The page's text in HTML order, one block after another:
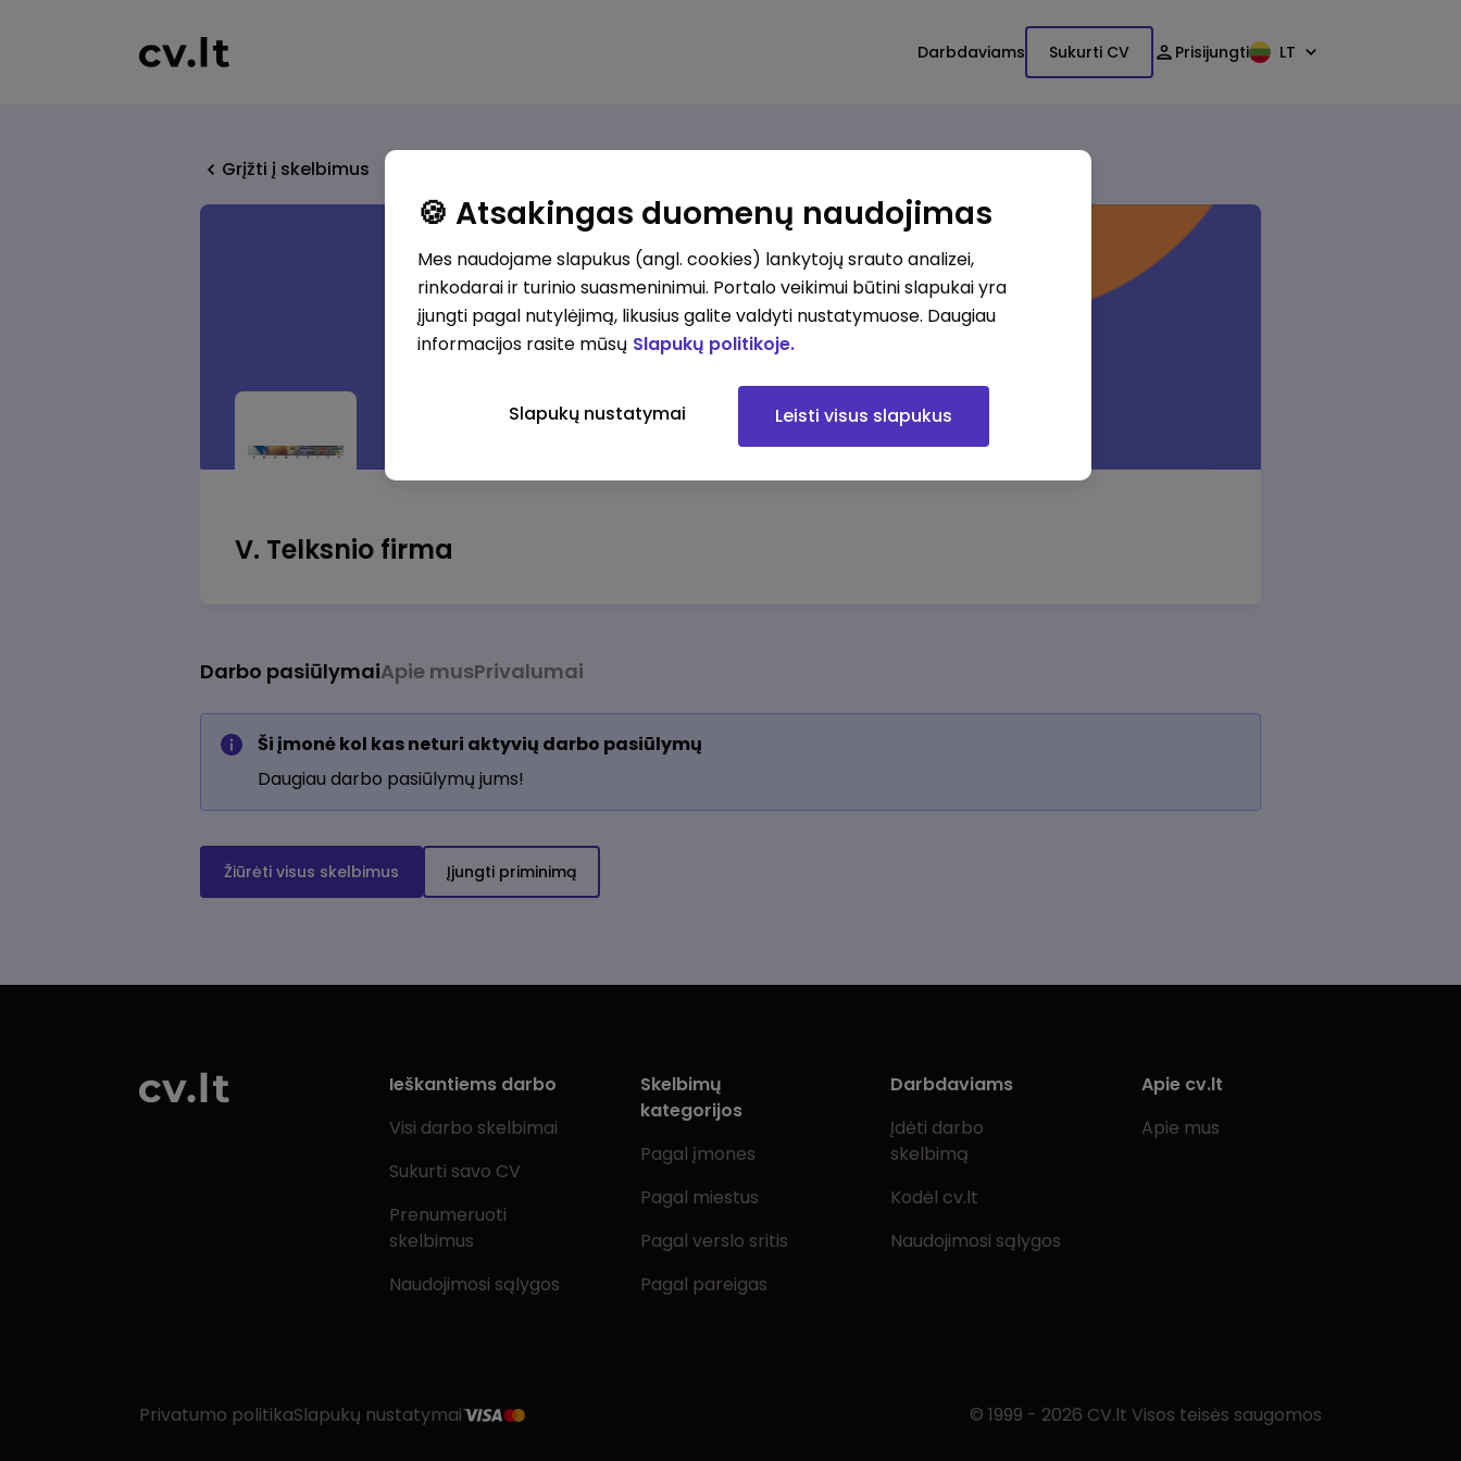
Darbdaviams Sukurti CV Prisijungti LT
Grįžti į skelbimus
V. Telksnio firma
Darbo pasiūlymaiApie musPrivalumai
Ši įmonė kol kas neturi aktyvių darbo pasiūlymų
Daugiau darbo pasiūlymų jums!
Žiūrėti visus skelbimus Įjungti priminimą
Ieškantiems darbo
Visi darbo skelbimai
Sukurti savo CV
Prenumeruoti
skelbimus
Naudojimosi sąlygos
Skelbimų
kategorijos
Pagal įmones
Pagal miestus
Pagal verslo sritis
Pagal pareigas
Darbdaviams
Įdėti darbo
skelbimą
Kodėl cv.lt
Naudojimosi sąlygos
Apie cv.lt
Apie mus
Privatumo politikaSlapukų nustatymai © 1999 - 2026 CV.lt Visos teisės saugomos
🍪 Atsakingas duomenų naudojimas
Mes naudojame slapukus (angl. cookies) lankytojų srauto analizei,
rinkodarai ir turinio suasmeninimui. Portalo veikimui būtini slapukai yra
įjungti pagal nutylėjimą, likusius galite valdyti nustatymuose. Daugiau
informacijos rasite mūsų Slapukų politikoje.
Slapukų nustatymai Leisti visus slapukus